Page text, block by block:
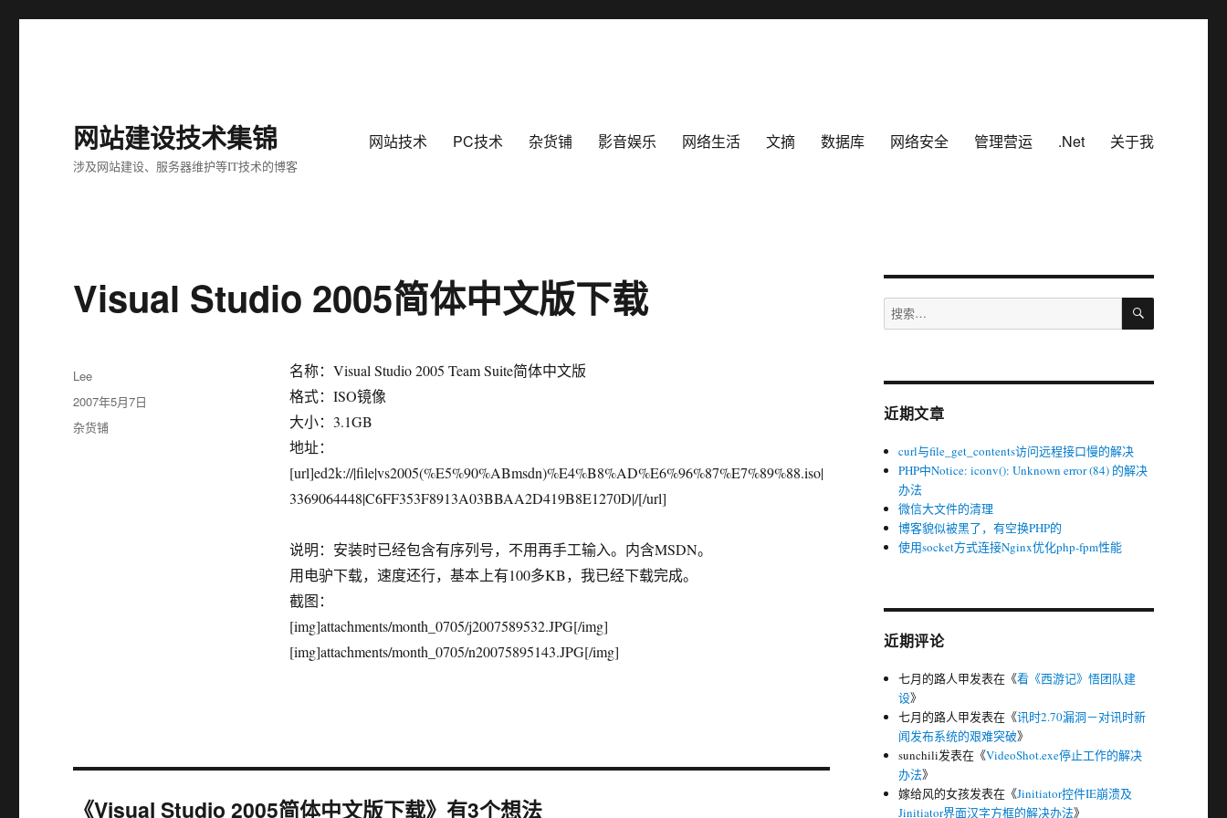
网站建设技术集锦
涉及网站建设、服务器维护等IT技术的博客
网站技术 PC技术 杂货铺 影音娱乐 网络生活 文摘 数据库 网络安全 管理营运 .Net 关于我
Visual Studio 2005简体中文版下载
名称：Visual Studio 2005 Team Suite简体中文版
格式：ISO镜像
大小：3.1GB
地址：
[url]ed2k://|file|vs2005(%E5%90%ABmsdn)%E4%B8%AD%E6%96%87%E7%89%88.iso|
3369064448|C6FF353F8913A03BBAA2D419B8E1270D|/[/url]
说明：安装时已经包含有序列号，不用再手工输入。内含MSDN。
用电驴下载，速度还行，基本上有100多KB，我已经下载完成。
截图：
[img]attachments/month_0705/j2007589532.JPG[/img]
[img]attachments/month_0705/n20075895143.JPG[/img]
作
者
Lee
发
布
于
2007年5月7日
分
杂货铺
《Visual Studio 2005简体中文版下载》有3个想法
搜
索：
搜
近期文章
curl与file_get_contents访问远程接口慢的解决
PHP中Notice: iconv(): Unknown error (84) 的解决
办法
微信大文件的清理
博客貌似被黑了，有空换PHP的
使用socket方式连接Nginx优化php-fpm性能
近期评论
七月的路人甲发表在《看《西游记》悟团队建
设》
七月的路人甲发表在《讯时2.70漏洞－对讯时新
闻发布系统的艰难突破》
sunchili发表在《VideoShot.exe停止工作的解决
办法》
嫁给风的女孩发表在《Jinitiator控件IE崩溃及
Jinitiator界面汉字方框的解决办法》